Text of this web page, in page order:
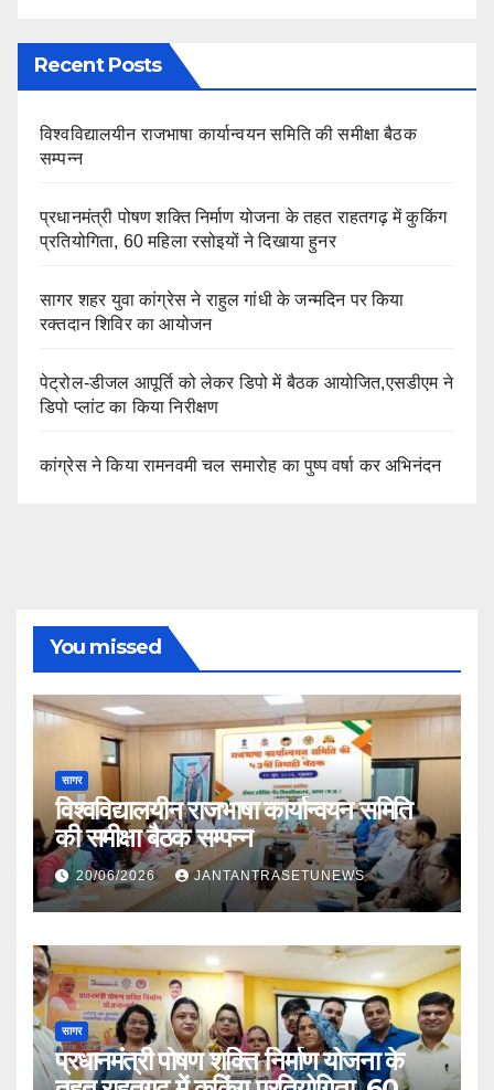
Recent Posts
विश्वविद्यालयीन राजभाषा कार्यान्वयन समिति की समीक्षा बैठक
सम्पन्न
प्रधानमंत्री पोषण शक्ति निर्माण योजना के तहत राहतगढ़ में कुकिंग
प्रतियोगिता, 60 महिला रसोइयों ने दिखाया हुनर
सागर शहर युवा कांग्रेस ने राहुल गांधी के जन्मदिन पर किया
रक्तदान शिविर का आयोजन
पेट्रोल-डीजल आपूर्ति को लेकर डिपो में बैठक आयोजित,एसडीएम ने
डिपो प्लांट का किया निरीक्षण
कांग्रेस ने किया रामनवमी चल समारोह का पुष्प वर्षा कर अभिनंदन
You missed
सागर
विश्वविद्यालयीन राजभाषा कार्यान्वयन समिति
की समीक्षा बैठक सम्पन्न
20/06/2026 JANTANTRASETUNEWS
सागर
प्रधानमंत्री पोषण शक्ति निर्माण योजना के